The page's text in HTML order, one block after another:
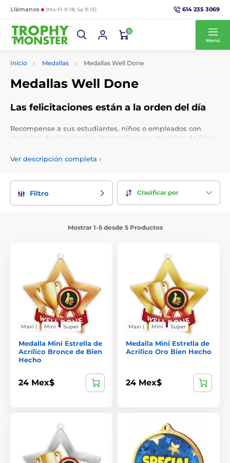
Llámanos (Mo-Fr 9-18, Sa 9-13) 614 235 3069
0
Menú
Inicio Medallas Medallas Well Done
Medallas Well Done
Las felicitaciones están a la orden del día
Recompense a sus estudiantes, niños o empleados con
medallas de Bien Hecho. Personalice sus medallas de Bien
cintas e inserción de logotipo gratuita.
Ver descripción completa ›
Filtro Clasificar por
Mostrar 1-5 desde 5 Productos
Maxi ( Mini Super
Medalla Mini Estrella de
Acrílico Bronce de Bien
Hecho
24 Mex$
Maxi ( Mini Super
Medalla Mini Estrella de
Acrílico Oro Bien Hecho
24 Mex$